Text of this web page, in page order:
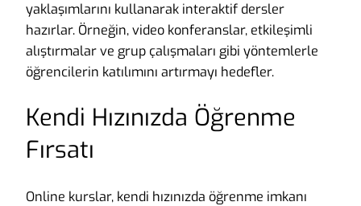
yaklaşımlarını kullanarak interaktif dersler
hazırlar. Örneğin, video konferanslar, etkileşimli
alıştırmalar ve grup çalışmaları gibi yöntemlerle
öğrencilerin katılımını artırmayı hedefler.
Kendi Hızınızda Öğrenme
Fırsatı
Online kurslar, kendi hızınızda öğrenme imkanı